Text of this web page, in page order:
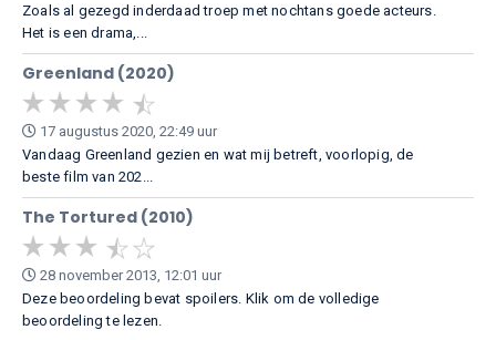
Zoals al gezegd inderdaad troep met nochtans goede acteurs.
Het is een drama,...
Greenland (2020)
17 augustus 2020, 22:49 uur
Vandaag Greenland gezien en wat mij betreft, voorlopig, de
beste film van 202...
The Tortured (2010)
28 november 2013, 12:01 uur
Deze beoordeling bevat spoilers. Klik om de volledige
beoordeling te lezen.